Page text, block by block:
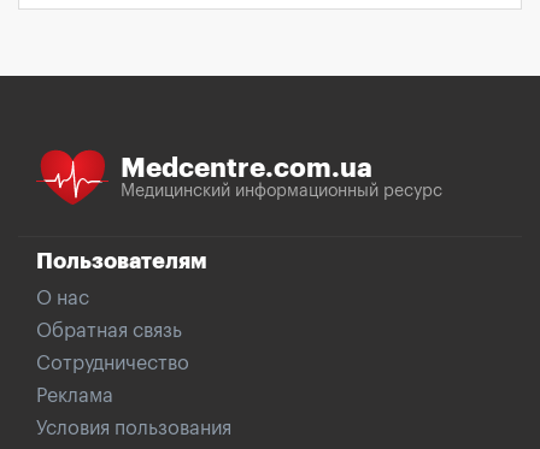
Medcentre.com.ua
Медицинский информационный ресурс
Пользователям
О нас
Обратная связь
Сотрудничество
Реклама
Условия пользования